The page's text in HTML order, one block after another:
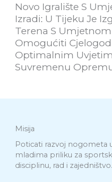
Novo Igralište S
Izradi: U Tijeku Je
Terena S
Omogućiti
Optimalnim
Suvremenu
Misija
Poticati razvoj nogometa
mladima priliku za
disciplinu, rad i zajedništvo.